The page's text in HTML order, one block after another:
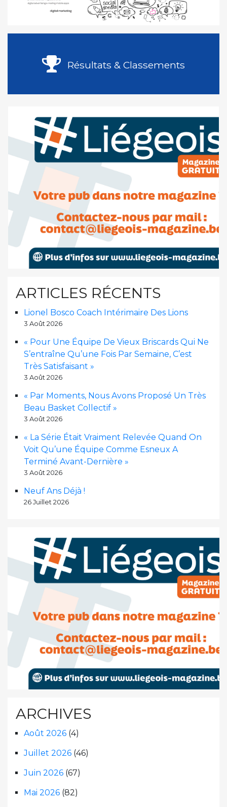
Résultats & Classements
ARTICLES RÉCENTS
Lionel Bosco Coach Intérimaire Des Lions
3 Août 2026
« Pour Une Équipe De Vieux Briscards Qui Ne
S’entraîne Qu’une Fois Par Semaine, C’est
Très Satisfaisant »
3 Août 2026
« Par Moments, Nous Avons Proposé Un Très
Beau Basket Collectif »
3 Août 2026
« La Série Était Vraiment Relevée Quand On
Voit Qu’une Équipe Comme Esneux A
Terminé Avant-Dernière »
3 Août 2026
Neuf Ans Déjà !
26 Juillet 2026
ARCHIVES
Août 2026 (4)
Juillet 2026 (46)
Juin 2026 (67)
Mai 2026 (82)